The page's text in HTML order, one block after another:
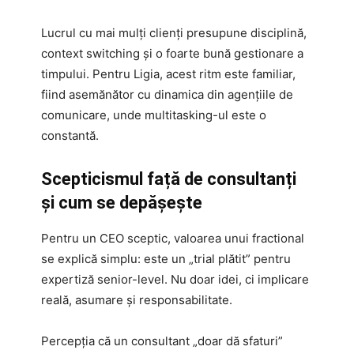
Lucrul cu mai mulți clienți presupune disciplină,
context switching și o foarte bună gestionare a
timpului. Pentru Ligia, acest ritm este familiar,
fiind asemănător cu dinamica din agențiile de
comunicare, unde multitasking-ul este o
constantă.
Scepticismul față de consultanți
și cum se depășește
Pentru un CEO sceptic, valoarea unui fractional
se explică simplu: este un „trial plătit” pentru
expertiză senior-level. Nu doar idei, ci implicare
reală, asumare și responsabilitate.
Percepția că un consultant „doar dă sfaturi”